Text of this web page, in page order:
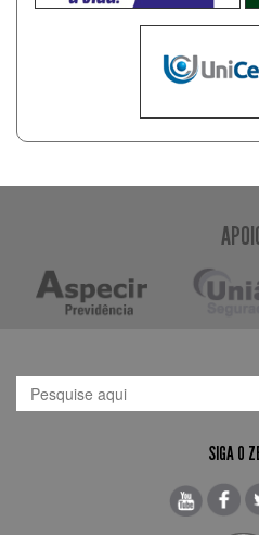
SIGA O